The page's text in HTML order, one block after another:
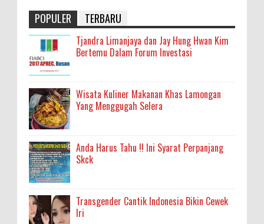
POPULER TERBARU
Tjandra Limanjaya dan Jay Hung Hwan Kim
Bertemu Dalam Forum Investasi
Wisata Kuliner Makanan Khas Lamongan
Yang Menggugah Selera
Anda Harus Tahu !! Ini Syarat Perpanjang
Skck
Transgender Cantik Indonesia Bikin Cewek
Iri